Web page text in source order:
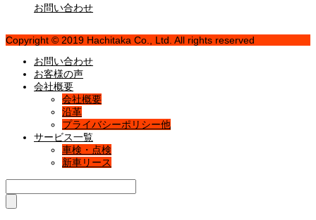
お問い合わせ
Copyright © 2019 Hachitaka Co., Ltd. All rights reserved
お問い合わせ
お客様の声
会社概要
会社概要
沿革
プライバシーポリシー他
サービス一覧
車検・点検
新車リース